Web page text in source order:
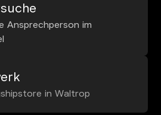
Ansprechperson im
in Waltrop